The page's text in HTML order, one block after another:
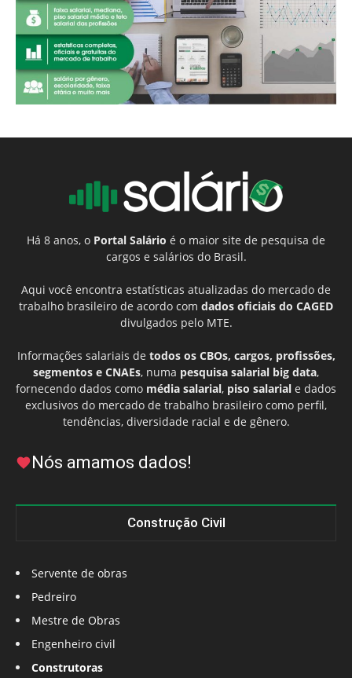
Há 8 anos, o Portal Salário é o maior site de pesquisa de
cargos e salários do Brasil.
Aqui você encontra estatísticas atualizadas do mercado de
trabalho brasileiro de acordo com dados oficiais do CAGED
divulgados pelo MTE.
Informações salariais de todos os CBOs, cargos, profissões,
segmentos e CNAEs, numa pesquisa salarial big data,
fornecendo dados como média salarial, piso salarial e dados
exclusivos do mercado de trabalho brasileiro como perfil,
tendências, diversidade racial e de gênero.
Nós amamos dados!
Construção Civil
Servente de obras
Pedreiro
Mestre de Obras
Engenheiro civil
Construtoras